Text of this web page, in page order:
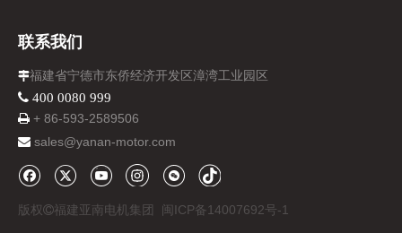
联系我们
福建省宁德市东侨经济开发区漳湾工业园区
 400 0080 999
 + 86-593-2589506
 sales@yanan-motor.com
版权福建亚南电机集团 闽ICP备14007692号-1